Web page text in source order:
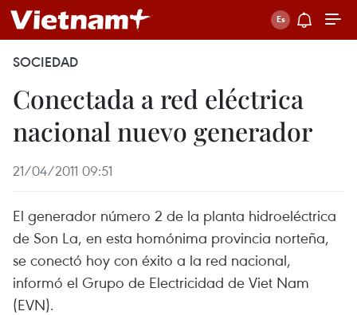
SOCIEDAD
Conectada a red eléctrica
nacional nuevo generador
21/04/2011 09:51
El generador número 2 de la planta hidroeléctrica
de Son La, en esta homónima provincia norteña,
se conectó hoy con éxito a la red nacional,
informó el Grupo de Electricidad de Viet Nam
(EVN).